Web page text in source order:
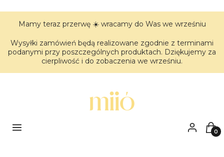
Mamy teraz przerwę ☀️ wracamy do Was we wrześniu
Wysyłki zamówień będą realizowane zgodnie z terminami
podanymi przy poszczególnych produktach. Dziękujemy za
cierpliwość i do zobaczenia we wrześniu.
Menu Zaloguj się